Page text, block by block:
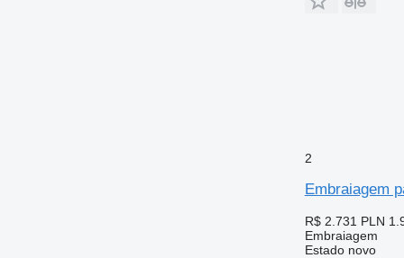
2
Embraiagem
R$ 2.731 PLN
Embraiagem
Estadonovo